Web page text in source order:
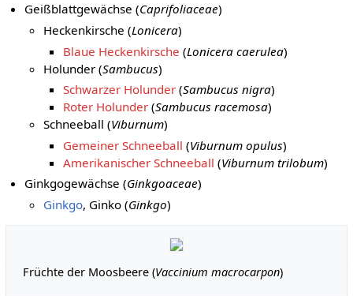
Geißblattgewächse (Caprifoliaceae)
Heckenkirsche (Lonicera)
Blaue Heckenkirsche (Lonicera caerulea)
Holunder (Sambucus)
Schwarzer Holunder(Sambucus nigra)
Roter Holunder(Sambucus racemosa)
Schneeball (Viburnum)
Gemeiner Schneeball (Viburnum opulus)
Amerikanischer Schneeball (Viburnum trilobum)
Ginkgogewächse (Ginkgoaceae)
Ginkgo, Ginko (Ginkgo)
Früchte der Moosbeere (Vaccinium macrocarpon)